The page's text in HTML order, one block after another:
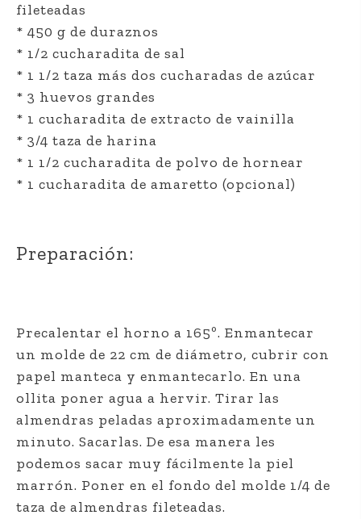
fileteadas
* 450 g de duraznos
* 1/2 cucharadita de sal
* 1 1/2 taza más dos cucharadas de azúcar
* 3 huevos grandes
* 1 cucharadita de extracto de vainilla
* 3/4 taza de harina
* 1 1/2 cucharadita de polvo de hornear
* 1 cucharadita de amaretto (opcional)
Preparación:
Precalentar el horno a 165º. Enmantecar
un molde de 22 cm de diámetro, cubrir con
papel manteca y enmantecarlo. En una
ollita poner agua a hervir. Tirar las
almendras peladas aproximadamente un
minuto. Sacarlas. De esa manera les
podemos sacar muy fácilmente la piel
marrón. Poner en el fondo del molde 1/4 de
taza de almendras fileteadas.